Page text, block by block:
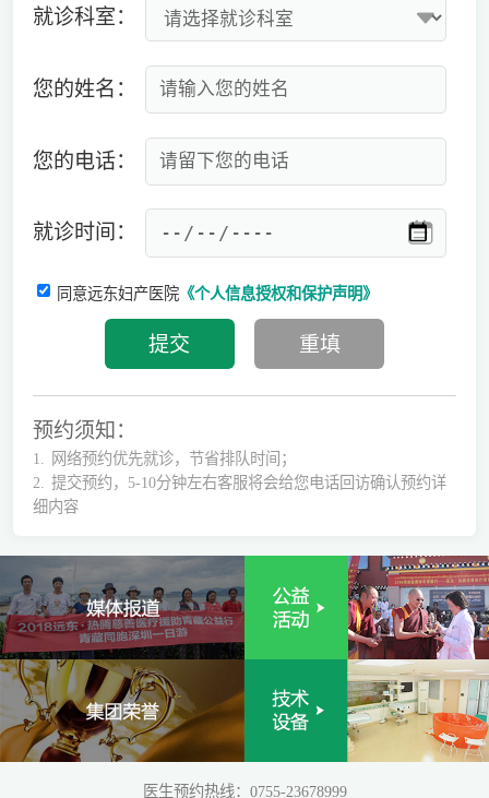
就诊科室：
您的姓名：
您的电话：
就诊时间：
同意远东妇产医院《个人信息授权和保护声明》
预约须知：
1.
网络预约优先就诊，节省排队时间；
2.
提交预约，5-10分钟左右客服将会给您电话回访确认预约详
细内容
医生预约热线：0755-23678999